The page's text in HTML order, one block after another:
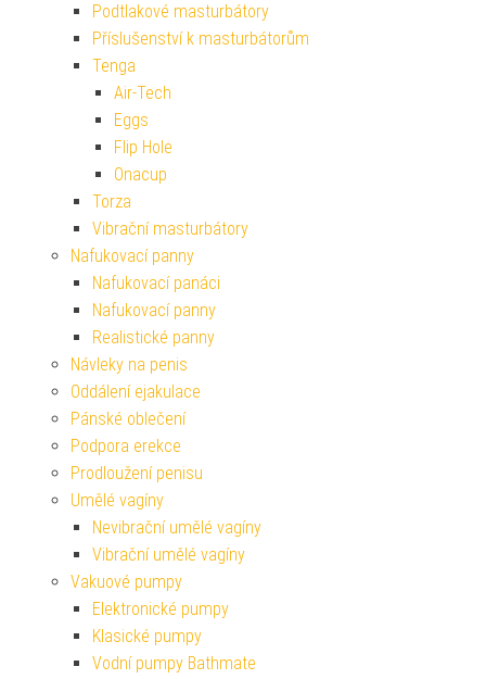
Podtlakové masturbátory
Příslušenství k masturbátorům
Tenga
Air-Tech
Eggs
Flip Hole
Onacup
Torza
Vibrační masturbátory
Nafukovací panny
Nafukovací panáci
Nafukovací panny
Realistické panny
Návleky na penis
Oddálení ejakulace
Pánské oblečení
Podpora erekce
Prodloužení penisu
Umělé vagíny
Nevibrační umělé vagíny
Vibrační umělé vagíny
Vakuové pumpy
Elektronické pumpy
Klasické pumpy
Vodní pumpy Bathmate